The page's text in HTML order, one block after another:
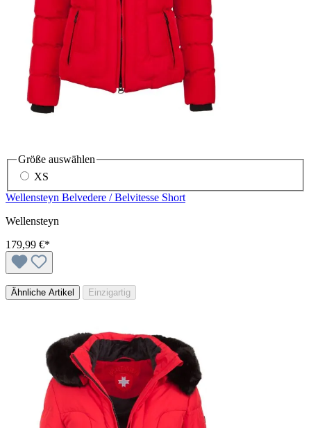
Größe auswählen
XS
Wellensteyn Belvedere / Belvitesse Short
Wellensteyn
179,99 €*
Ähnliche Artikel Einzigartig